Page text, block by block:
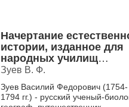
Начертание
истории, изданное для
народных училищ
Российской империи по
высочайшему
царствующия
Императрицы
Зуев В. Ф.
Зуев Василий Федорович (1754-
1794 гг.) - русский ученый-